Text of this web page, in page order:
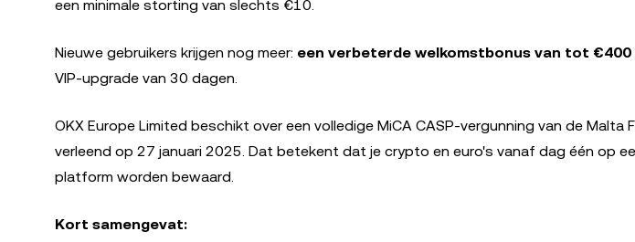
een minimale storting van slechts €10.
Nieuwe gebruikers krijgen nog meer: een verbeterde welkomstbonus van tot €400
VIP-upgrade van 30 dagen.
OKX Europe Limited beschikt over een volledige MiCA CASP-vergunning van de Malta
verleend op 27 januari 2025. Dat betekent dat je crypto en euro's vanaf dag één op
platform worden bewaard.
Kort samengevat: